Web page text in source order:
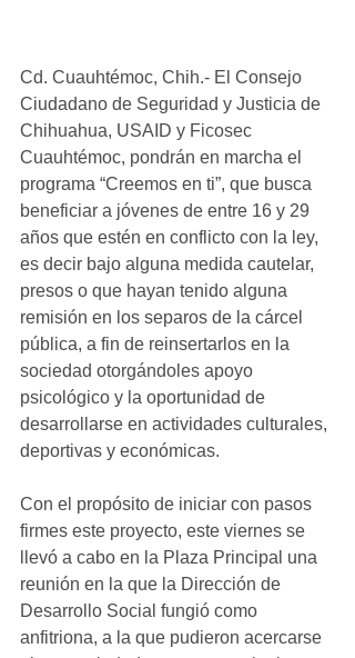
Cd. Cuauhtémoc, Chih.- El Consejo
Ciudadano de Seguridad y Justicia de
Chihuahua, USAID y Ficosec
Cuauhtémoc, pondrán en marcha el
programa “Creemos en ti”, que busca
beneficiar a jóvenes de entre 16 y 29
años que estén en conflicto con la ley,
es decir bajo alguna medida cautelar,
presos o que hayan tenido alguna
remisión en los separos de la cárcel
pública, a fin de reinsertarlos en la
sociedad otorgándoles apoyo
psicológico y la oportunidad de
desarrollarse en actividades culturales,
deportivas y económicas.
Con el propósito de iniciar con pasos
firmes este proyecto, este viernes se
llevó a cabo en la Plaza Principal una
reunión en la que la Dirección de
Desarrollo Social fungió como
anfitriona, a la que pudieron acercarse